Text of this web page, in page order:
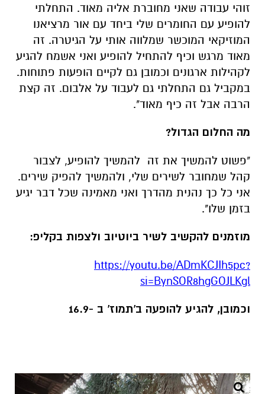
זוהי עבודה שאני מחוברת אליה מאוד. התחלתי
להופיע עם החומרים שלי ביחד עם אור מרציאנו
המוזיקאי המוכשר שמלווה אותי על הגיטרה. זה
מאוד מרגש וכיף להתחיל להופיע ואני אשמח להגיע
לקהילות ארגונים וכמובן גם לקיים הופעות פתוחות.
במקביל גם התחלתי גם לעבוד על אלבום. זה קצת
הרבה אבל זה כיף מאוד".
מה החלום הגדול?
"פשוט להמשיך את זה להמשיך להופיע, לצבור
קהל שמחובר לשירים שלי, ולהמשיך להפיק שירים.
אני כל כך נהנית מהדרך ואני מאמינה שכל דבר יגיע
בזמן שלו".
מוזמנים להקשיב לשיר ביוטיוב ולצפות בקליפ:
https://youtu.be/ADmKCJIh5pc?
si=BynSOR8hgGOJLKgl
וכמובן, להגיע להופעה ב'תמוז' ב -16.9